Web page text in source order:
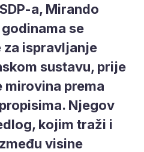
a, Mirando
se
za ispravljanje
sustavu, prije
prema
Njegov
kojim traži i
visine